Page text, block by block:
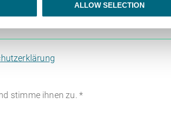
ALLOW SELECTION
stimme ihnen zu. *